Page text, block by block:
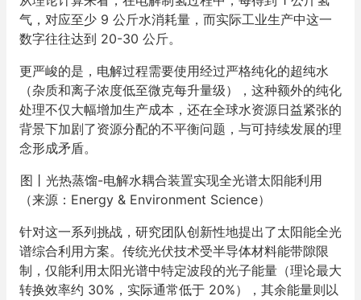
气，对应至少 9 公斤水消耗量，而实际工业生产中这一
数字往往达到 20-30 公斤。
更严峻的是，电解过程需要使用经过严格纯化的超纯水
（杂质和离子浓度低至微克每升量级），这种额外的纯化
处理不仅大幅增加生产成本，还在全球水资源日益紧张的
背景下加剧了资源分配的不平衡问题，与可持续发展的理
念形成矛盾。
图丨光热蒸馏-电解水耦合装置实现全光谱太阳能利用
（来源：Energy & Environment Science）
针对这一系列挑战，研究团队创新性地提出了太阳能全光
谱综合利用方案。传统光伏技术受半导体材料能带隙限
制，仅能利用太阳光谱中特定波段的光子能量（理论最大
转换效率约 30%，实际通常低于 20%），其余能量则以